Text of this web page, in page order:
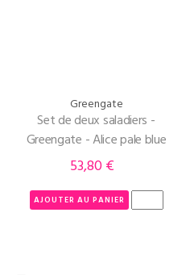
Greengate
Set de deux saladiers -
Greengate - Alice pale blue
Prix
53,80 €
AJOUTER AU PANIER